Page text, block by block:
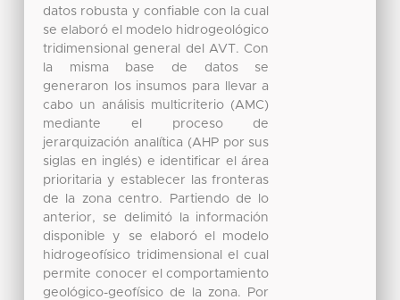
datos robusta y confiable con la cual
se elaboró el modelo hidrogeológico
tridimensional general del AVT. Con
la misma base de datos se
generaron los insumos para llevar a
cabo un análisis multicriterio (AMC)
mediante el proceso de
jerarquización analítica (AHP por sus
siglas en inglés) e identificar el área
prioritaria y establecer las fronteras
de la zona centro. Partiendo de lo
anterior, se delimitó la información
disponible y se elaboró el modelo
hidrogeofísico tridimensional el cual
permite conocer el comportamiento
geológico-geofísico de la zona. Por